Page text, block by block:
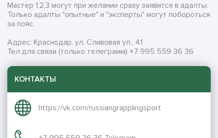
Мастер 1,2,3 могут при желании сразу заявится в адалты.
Только адалты "опытные" и "эксперты" могут побороться
за пояс.
Адрес: Краснодар, ул. Сливовая ул., 41
Тел для связи (только телеграмм) +7 995 559 36 36
КОНТАКТЫ
https://vk.com/russiangrapplingsport